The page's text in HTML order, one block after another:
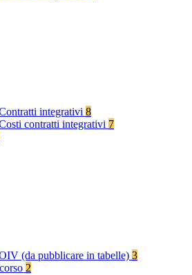
integrativi 8
contratti integrativi 7
(da pubblicare in tabelle) 3
2